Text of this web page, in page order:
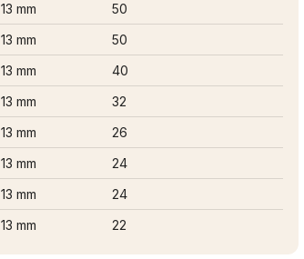
13 mm
50
13 mm
50
13 mm
40
13 mm
32
13 mm
26
13 mm
24
13 mm
24
13 mm 22